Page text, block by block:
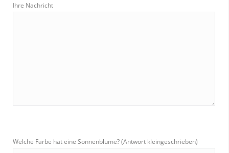
Ihre Nachricht
Welche Farbe hat eine Sonnenblume? (Antwort kleingeschrieben)